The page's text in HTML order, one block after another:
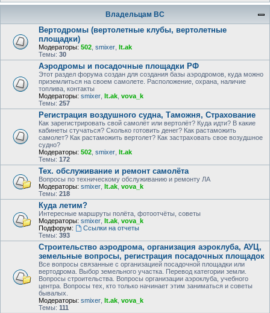
Владельцам ВС
Вертодромы (вертолетные клубы, вертолетные
площадки)
Модераторы: 502 smixer lt.ak
Темы: 30
Аэродромы и посадочные площадки РФ
Этот раздел форума создан для создания базы аэродромов, куда можно
приземлиться на своем самолете. Расположение, охрана, наличие
топлива, контакты
Модераторы: smixer lt.ak vova_k
Темы: 257
Регистрация воздушного судна, Таможня, Страхование
Как зарегистрировать свой самолёт или вертолёт? Куда идти? В какие
кабинеты стучаться? Сколько готовить денег? Как растаможить
самолет? Как растаможить вертолет? Как застраховать свое возудшное
судно?
Модераторы: 502 smixer lt.ak
Темы: 172
Тех. обслуживание и ремонт самолёта
Вопросы по техническому обслуживанию и ремонту ЛА
Модераторы: smixer lt.ak vova_k
Темы: 218
Куда летим?
Интересные маршруты полёта, фотоотчёты, советы
Модераторы: smixer lt.ak vova_k
Подфорум:
Ссылки на отчеты
Темы: 393
Строительство аэродрома, организация аэроклуба, АУЦ,
земельные вопросы, регистрация посадочных площадок
Все вопросы связанные с организацией посадочной площадки или
вертодрома. Выбор земельного участка. Перевод категории земли.
Вопросы строительства. Вопросы организации аэроклуба, учебного
центра. Вопросы тех, кто только начинает этим заниматься и советы
бывалых.
Модераторы: smixer lt.ak vova_k
Темы: 111